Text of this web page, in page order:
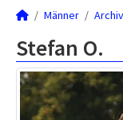
Männer Archiv
Stefan O.